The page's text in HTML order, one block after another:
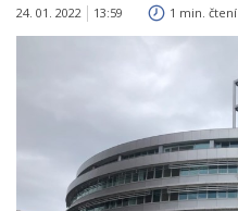
24. 01. 2022 13:59 1 min. čtení